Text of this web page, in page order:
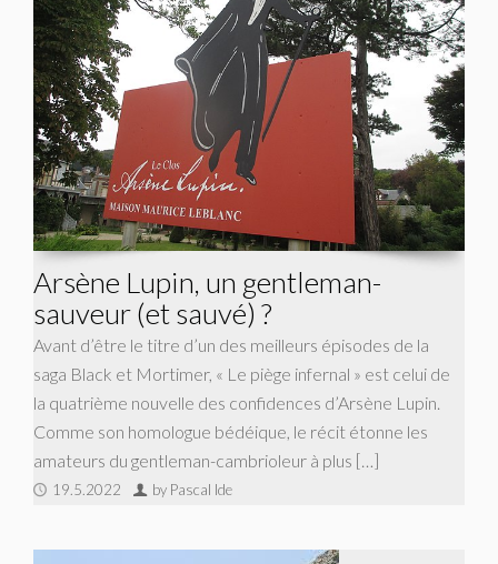
Arsène Lupin, un gentleman-
sauveur (et sauvé) ?
Avant d’être le titre d’un des meilleurs épisodes de la
saga Black et Mortimer, « Le piège infernal » est celui de
la quatrième nouvelle des confidences d’Arsène Lupin.
Comme son homologue bédéique, le récit étonne les
amateurs du gentleman-cambrioleur à plus […]
19.5.2022 by Pascal Ide